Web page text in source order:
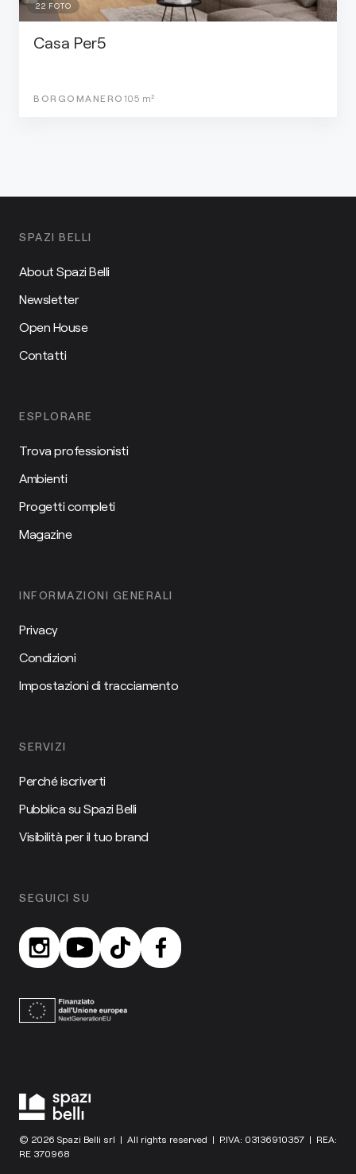
22 FOTO
Casa Per5
BORGOMANERO 105 m²
SPAZI BELLI
About Spazi Belli
Newsletter
Open House
Contatti
ESPLORARE
Trova professionisti
Ambienti
Progetti completi
Magazine
INFORMAZIONI GENERALI
Privacy
Condizioni
Impostazioni di tracciamento
SERVIZI
Perché iscriverti
Pubblica su Spazi Belli
Visibilità per il tuo brand
SEGUICI SU
© 2026 Spazi Belli srl | All rights reserved | P.IVA: 03136910357 | REA:
RE 370968